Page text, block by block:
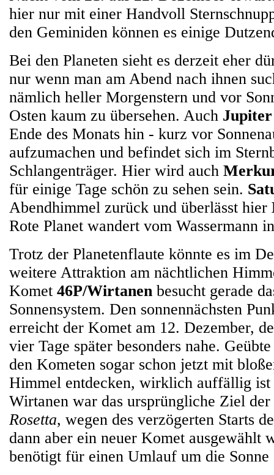
hier nur mit einer Handvoll
den Geminiden können es einige
Bei den Planeten sieht es derzeit eher
nur wenn man am Abend nach ihnen
nämlich heller Morgenstern und vor
Osten kaum zu übersehen. Auch Jupiter
Ende des Monats hin - kurz vor
aufzumachen und befindet sich im
Schlangenträger. Hier wird auch
für einige Tage schön zu sehen sein.
Abendhimmel zurück und überlässt hier
Rote Planet wandert vom Wassermann
Trotz der Planetenflaute könnte es im
weitere Attraktion am nächtlichen
Komet 46P/Wirtanen besucht gerade
Sonnensystem. Den sonnennächsten
erreicht der Komet am 12. Dezember,
vier Tage später besonders nahe.
den Kometen sogar schon jetzt mit
Himmel entdecken, wirklich auffällig ist
Wirtanen war das ursprüngliche Ziel der
Rosetta, wegen des verzögerten Starts
dann aber ein neuer Komet ausgewählt
benötigt für einen Umlauf um die Sonne